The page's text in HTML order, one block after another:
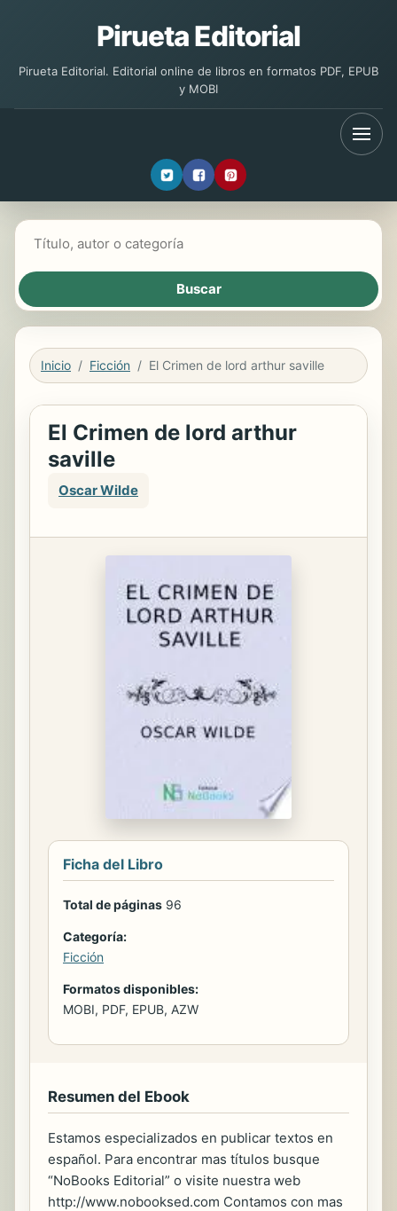
Pirueta Editorial
Pirueta Editorial. Editorial online de libros en formatos PDF, EPUB
y MOBI
Inicio Ficción El Crimen de lord arthur saville
El Crimen de lord arthur
saville
Oscar Wilde
Ficha del Libro
Total de páginas 96
Categoría:
Ficción
Formatos disponibles:
MOBI, PDF, EPUB, AZW
Resumen del Ebook
Estamos especializados en publicar textos en
español. Para encontrar mas títulos busque
“NoBooks Editorial” o visite nuestra web
http://www.nobooksed.com Contamos con mas